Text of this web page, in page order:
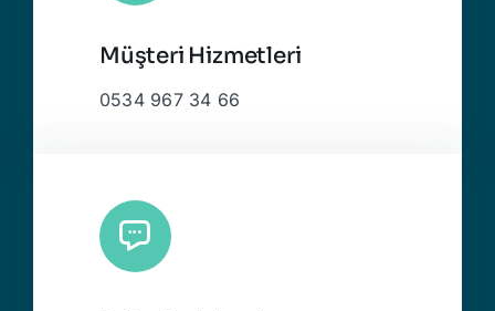
Müşteri Hizmetleri
0534 967 34 66